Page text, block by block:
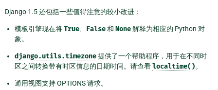
Django 1.5 还包括一些值得注意的较小改进：
模板引擎现在将True False和 None解释为相应的 Python 对
象。
django.utils.timezone提供了一个帮助程序，用于在不同时
区之间转换带有时区信息的日期时间。请查看localtime()。
通用视图支持 OPTIONS 请求。